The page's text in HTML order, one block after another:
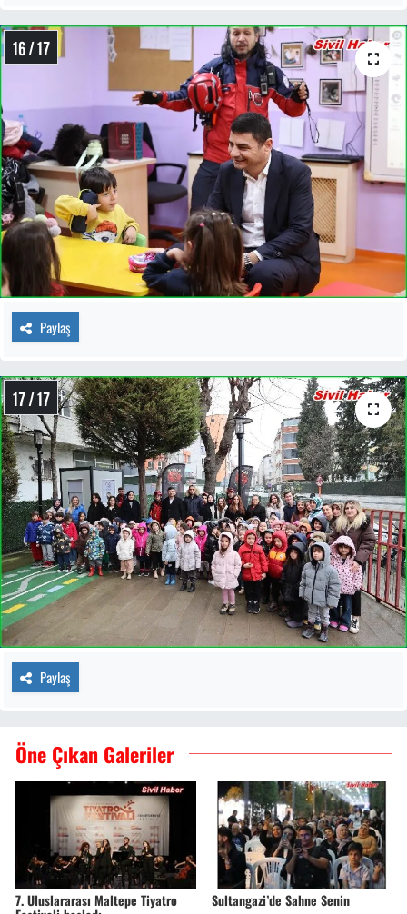
16 / 17
Paylaş
17 / 17
Paylaş
Öne Çıkan Galeriler
7. Uluslararası Maltepe Tiyatro Sultangazi’de Sahne Senin